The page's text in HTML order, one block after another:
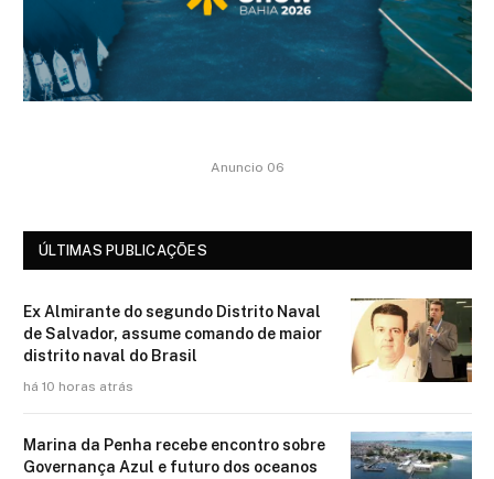
Anuncio 06
ÚLTIMAS PUBLICAÇÕES
Ex Almirante do segundo Distrito Naval
de Salvador, assume comando de maior
distrito naval do Brasil
há 10 horas atrás
Marina da Penha recebe encontro sobre
Governança Azul e futuro dos oceanos